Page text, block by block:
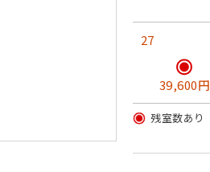
27
39,600円
残室数あり